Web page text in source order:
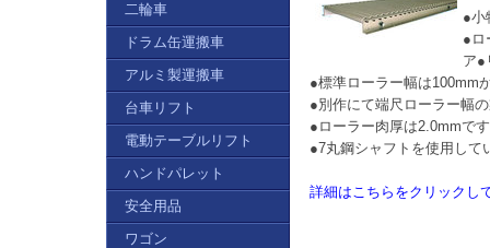
●小
●ロ
ア●
●標準ローラー幅は100mm
●別作にて端尺ローラー幅
●ローラー肉厚は2.0mmで
●7丸鋼シャフトを使用して
詳細はこちらをクリックし
二輪車
ドラム缶運搬車
アルミ製運搬車
台車リフト
電動テーブルリフト
ハンドパレット
安全用品
ワゴン